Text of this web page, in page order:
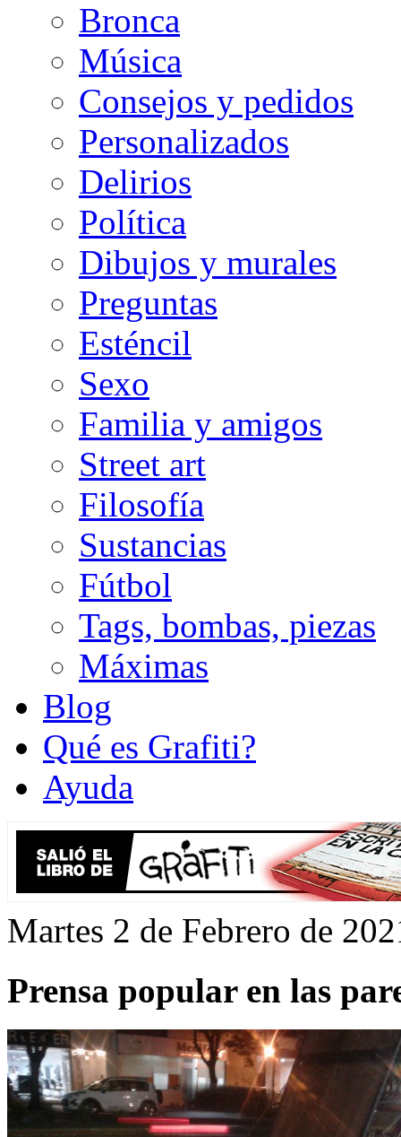
Bronca
Música
Consejos y pedidos
Personalizados
Delirios
Política
Dibujos y murales
Preguntas
Esténcil
Sexo
Familia y amigos
Street art
Filosofía
Sustancias
Fútbol
Tags, bombas, piezas
Máximas
Blog
Qué es Grafiti?
Ayuda
Martes 2 de Febrero de
Prensa popular en las